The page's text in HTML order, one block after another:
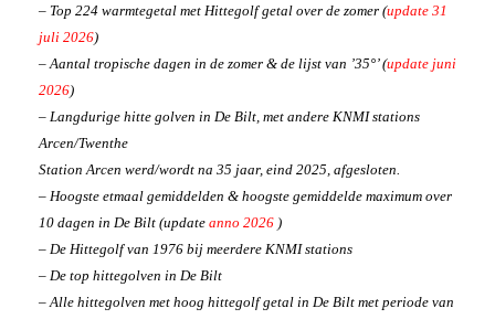
– Top 224 warmtegetal met Hittegolf getal over de zomer (update 31
juli 2026)
– Aantal tropische dagen in de zomer & de lijst van ’35°’ (update juni
2026)
– Langdurige hitte golven in De Bilt, met andere KNMI stations
Arcen/Twenthe
Station Arcen werd/wordt na 35 jaar, eind 2025, afgesloten.
– Hoogste etmaal gemiddelden & hoogste gemiddelde maximum over
10 dagen in De Bilt (update anno 2026 )
– De Hittegolf van 1976 bij meerdere KNMI stations
– De top hittegolven in De Bilt
– Alle hittegolven met hoog hittegolf getal in De Bilt met periode van